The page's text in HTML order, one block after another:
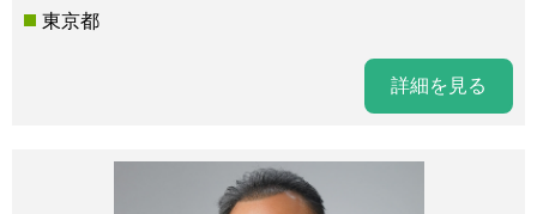
東京都
詳細を見る